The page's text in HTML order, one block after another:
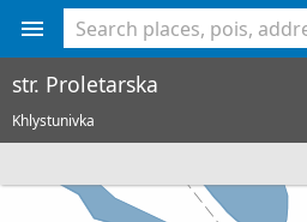
str. Proletarska
Khlystunivka
<% console.log(hcard) %>